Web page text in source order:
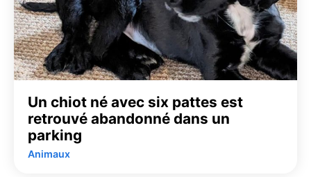
Un chiot né avec six pattes est
retrouvé abandonné dans un
parking
Animaux